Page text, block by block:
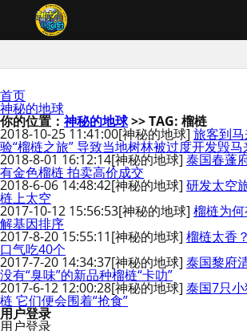
首页
神秘的地球
你的位置：神秘的地球>> TAG: 榴梿
2018-10-25 11:41:00[神秘的地球] 旅客到
验“榴梿之旅” 导致当地树林被过度开发毁
2018-8-01 16:12:14[神秘的地球] 泰国春蓬
有金色榴梿 拍卖高价成交
2018-6-06 14:48:42[神秘的地球] 研发太空
梿上太空
2017-10-12 15:56:53[神秘的地球] 榴梿为
解基因排序
2017-8-20 15:55:11[神秘的地球] 榴梿太香
口气吃40个
2017-7-20 14:34:37[神秘的地球] 泰国黎府
没有“臭味”的新品种榴梿“卡叻”
2017-6-12 12:00:28[神秘的地球] 泰国7只
梿 它们便会围着“抢食”
用户登录
用户登录